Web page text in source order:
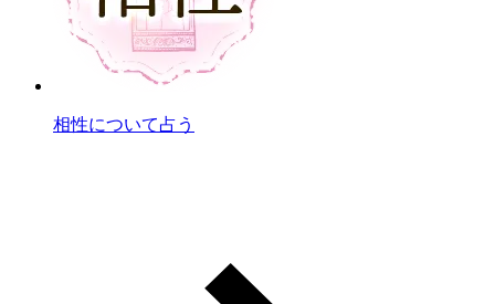
相性について占う